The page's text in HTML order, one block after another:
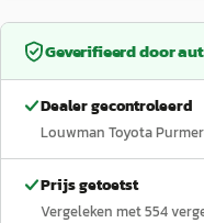
Geverifieerd door
Dealer gecontroleerd
Louwman Toyota
Prijs getoetst
Vergeleken met554